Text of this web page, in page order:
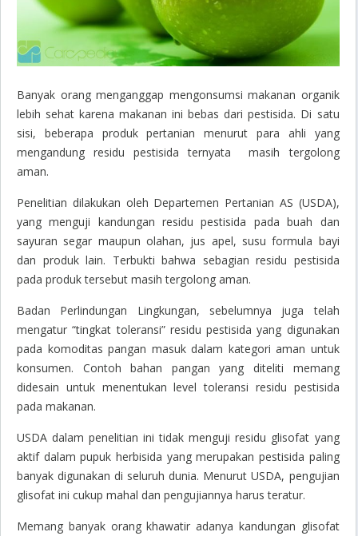
Banyak orang menganggap mengonsumsi makanan organik
lebih sehat karena makanan ini bebas dari pestisida. Di satu
sisi, beberapa produk pertanian menurut para ahli yang
mengandung residu pestisida ternyata masih tergolong
aman.
Penelitian dilakukan oleh Departemen Pertanian AS (USDA),
yang menguji kandungan residu pestisida pada buah dan
sayuran segar maupun olahan, jus apel, susu formula bayi
dan produk lain. Terbukti bahwa sebagian residu pestisida
pada produk tersebut masih tergolong aman.
Badan Perlindungan Lingkungan, sebelumnya juga telah
mengatur “tingkat toleransi” residu pestisida yang digunakan
pada komoditas pangan masuk dalam kategori aman untuk
konsumen. Contoh bahan pangan yang diteliti memang
didesain untuk menentukan level toleransi residu pestisida
pada makanan.
USDA dalam penelitian ini tidak menguji residu glisofat yang
aktif dalam pupuk herbisida yang merupakan pestisida paling
banyak digunakan di seluruh dunia. Menurut USDA, pengujian
glisofat ini cukup mahal dan pengujiannya harus teratur.
Memang banyak orang khawatir adanya kandungan glisofat